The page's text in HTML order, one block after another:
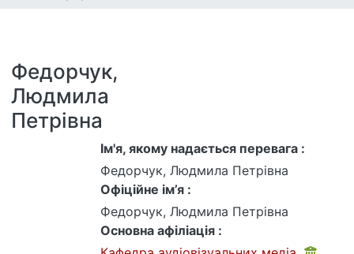
Федорчук,
Людмила
Петрівна
Ім'я, якому надається перевага :
Федорчук, Людмила Петрівна
Офіційне ім’я :
Федорчук, Людмила Петрівна
Основна афіліація :